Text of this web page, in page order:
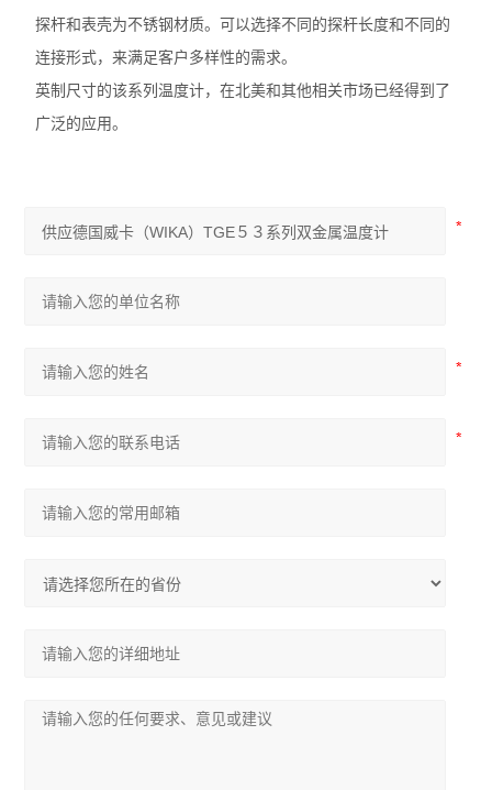
探杆和表壳为不锈钢材质。可以选择不同的探杆长度和不同的
连接形式，来满足客户多样性的需求。
英制尺寸的该系列温度计，在北美和其他相关市场已经得到了
广泛的应用。